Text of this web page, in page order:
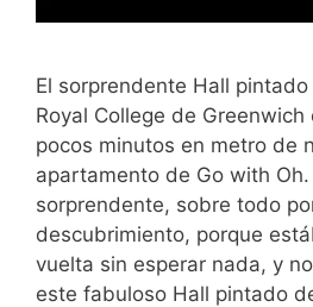
El sorprendente Hall
Royal College de Greenwich
pocos minutos en metro de
apartamento de Go with
sorprendente, sobre todo
descubrimiento, porque
vuelta sin esperar nada, y
este fabuloso Hall pintado